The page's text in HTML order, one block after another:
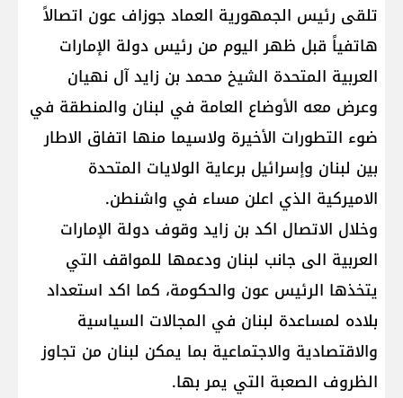
تلقى رئيس الجمهورية العماد ​جوزاف عون​ اتصالاً
هاتفياً قبل ظهر اليوم من رئيس دولة الإمارات
العربية المتحدة الشيخ ​محمد بن زايد آل نهيان​
وعرض معه الأوضاع العامة في لبنان والمنطقة في
ضوء التطورات الأخيرة ولاسيما منها اتفاق الاطار
بين لبنان وإسرائيل برعاية الولايات المتحدة
الاميركية الذي اعلن مساء في واشنطن.
وخلال الاتصال اكد بن زايد وقوف دولة الإمارات
العربية الى جانب لبنان ودعمها للمواقف التي
يتخذها الرئيس عون والحكومة، كما اكد استعداد
بلاده لمساعدة لبنان في المجالات السياسية
والاقتصادية والاجتماعية بما يمكن لبنان من تجاوز
الظروف الصعبة التي يمر بها.